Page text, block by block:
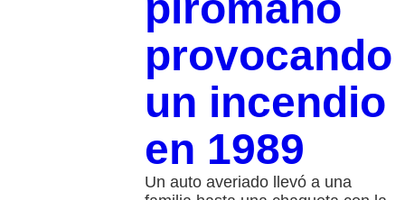
provocando
un incendio
en 1989
Un auto averiado llevó a una